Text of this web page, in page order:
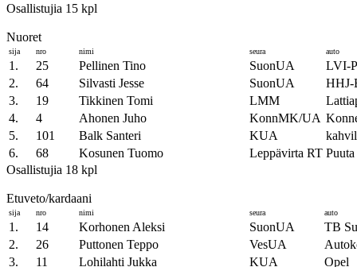
Osallistujia 15 kpl
Nuoret
sija nro nimi seura auto
1. 25 Pellinen Tino SuonUA
LVI-
2.
64 Silvasti Jesse SuonUA
HHJ-
3.
19 Tikkinen Tomi LMM
4.
4 Ahonen Juho KonnMK/UA
5.
101 Balk Santeri KUA
6.
68 Kosunen Tuomo Leppävirta RT
Osallistujia 18 kpl
Etuveto/kardaani
sija nro nimi seura auto
1. 14 Korhonen Aleksi SuonUA
TB
2.
26 Puttonen Teppo VesUA
3.
11 Lohilahti Jukka KUA
Opel